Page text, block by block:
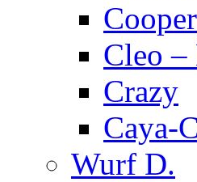
Cooper
Cleo –
Crazy
Caya-
Wurf D.